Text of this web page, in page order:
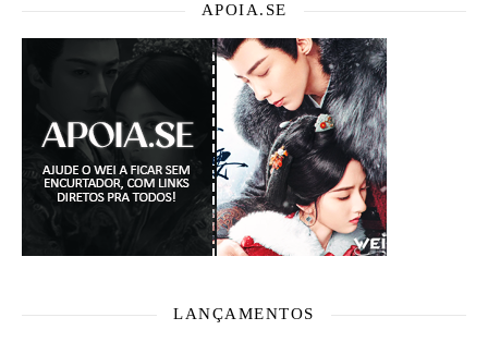
APOIA.SE
LANÇAMENTOS